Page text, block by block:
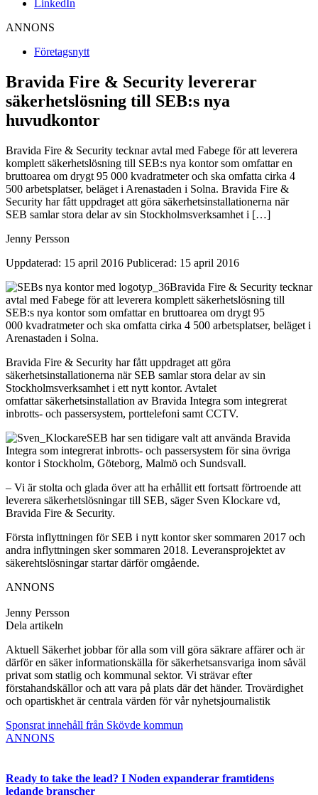
LinkedIn
ANNONS
Företagsnytt
Bravida Fire & Security levererar
säkerhetslösning till SEB:s nya
huvudkontor
Bravida Fire & Security tecknar avtal med Fabege för att leverera
komplett säkerhetslösning till SEB:s nya kontor som omfattar en
bruttoarea om drygt 95 000 kvadratmeter och ska omfatta cirka 4
500 arbetsplatser, beläget i Arenastaden i Solna. Bravida Fire &
Security har fått uppdraget att göra säkerhetsinstallationerna när
SEB samlar stora delar av sin Stockholmsverksamhet i […]
Jenny Persson
Uppdaterad: 15 april 2016 Publicerad: 15 april 2016
Bravida Fire & Security tecknar
avtal med Fabege för att leverera komplett säkerhetslösning till
SEB:s nya kontor som omfattar en bruttoarea om drygt 95
000 kvadratmeter och ska omfatta cirka 4 500 arbetsplatser, beläget i
Arenastaden i Solna.
Bravida Fire & Security har fått uppdraget att göra
säkerhetsinstallationerna när SEB samlar stora delar av sin
Stockholmsverksamhet i ett nytt kontor. Avtalet
omfattar säkerhetsinstallation av Bravida Integra som integrerat
inbrotts- och passersystem, porttelefoni samt CCTV.
SEB har sen tidigare valt att använda Bravida
Integra som integrerat inbrotts- och passersystem för sina övriga
kontor i Stockholm, Göteborg, Malmö och Sundsvall.
– Vi är stolta och glada över att ha erhållit ett fortsatt förtroende att
leverera säkerhetslösningar till SEB, säger Sven Klockare vd,
Bravida Fire & Security.
Första inflyttningen för SEB i nytt kontor sker sommaren 2017 och
andra inflyttningen sker sommaren 2018. Leveransprojektet av
säkerehtslösningar startar därför omgående.
ANNONS
Jenny Persson
Dela artikeln
Aktuell Säkerhet jobbar för alla som vill göra säkrare affärer och är
därför en säker informationskälla för säkerhetsansvariga inom såväl
privat som statlig och kommunal sektor. Vi strävar efter
förstahandskällor och att vara på plats där det händer. Trovärdighet
och opartiskhet är centrala värden för vår nyhetsjournalistik
Sponsrat innehåll från Skövde kommun
ANNONS
Ready to take the lead? I Noden expanderar framtidens
ledande branscher